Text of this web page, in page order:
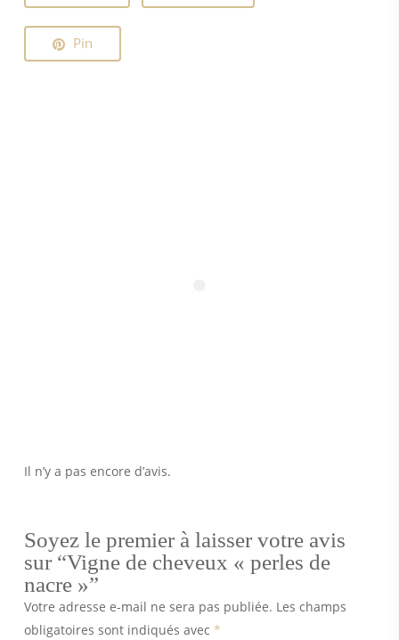
Pin
Il n’y a pas encore d’avis.
Soyez le premier à laisser votre avis
sur “Vigne de cheveux « perles de
nacre »”
Votre adresse e-mail ne sera pas publiée. Les champs
obligatoires sont indiqués avec *